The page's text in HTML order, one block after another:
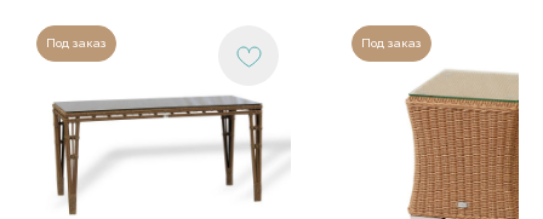
Под заказ Под заказ